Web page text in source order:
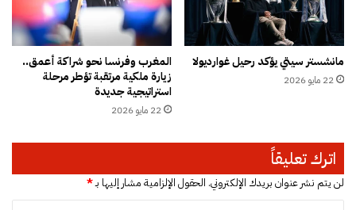
أ
س
ر
ة
ف
ي
غ
مانشستر سيتي يؤكد رحيل غوارديولا
22 مايو 2026
المغرب وفرنسا نحو شراكة أعمق..
زيارة ملكية مرتقبة تؤطر مرحلة
استراتيجية جديدة
22 مايو 2026
اترك تعليقاً
لن يتم نشر عنوان بريدك الإلكتروني. الحقول الإلزامية مشار إليها بـ*